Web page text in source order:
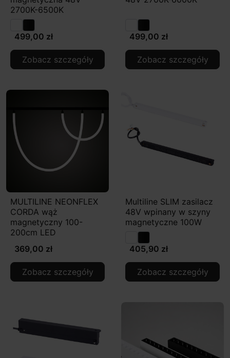
2700K-6500K
499,00 zł
Zobacz szczegóły
499,00 zł
Zobacz szczegóły
MULTILINE NEONFLEX
CORDA wąż
magnetyczny 100-
200cm LED
369,00 zł
Zobacz szczegóły
Multiline SLIM zasilacz
48V wpinany w szyny
magnetyczne 100W
405,90 zł
Zobacz szczegóły